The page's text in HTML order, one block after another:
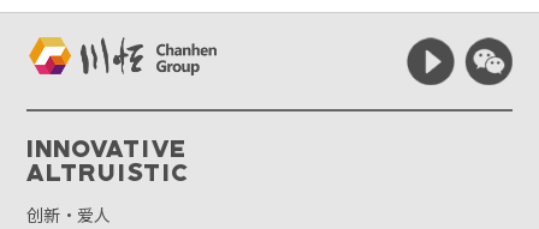
Innovative
Altruistic
创新·爱人